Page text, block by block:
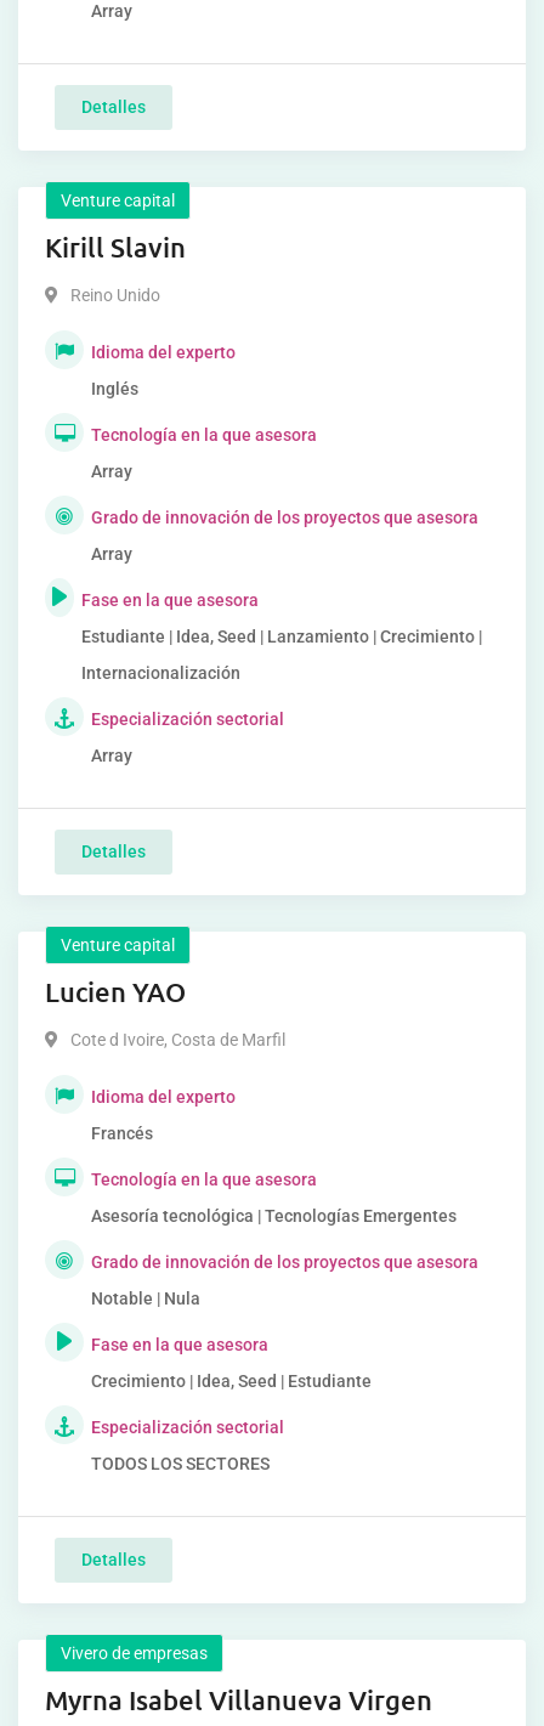
Array
Detalles
Venture capital
Kirill Slavin
Reino Unido
Idioma del experto
Inglés
Tecnología en la que asesora
Array
Grado de innovación de los proyectos que asesora
Array
Fase en la que asesora
Estudiante | Idea, Seed | Lanzamiento | Crecimiento |
Internacionalización
Especialización sectorial
Array
Detalles
Venture capital
Lucien YAO
Cote d Ivoire, Costa de Marfil
Idioma del experto
Francés
Tecnología en la que asesora
Asesoría tecnológica | Tecnologías Emergentes
Grado de innovación de los proyectos que asesora
Notable | Nula
Fase en la que asesora
Crecimiento | Idea, Seed | Estudiante
Especialización sectorial
TODOS LOS SECTORES
Detalles
Vivero de empresas
Myrna Isabel Villanueva Virgen